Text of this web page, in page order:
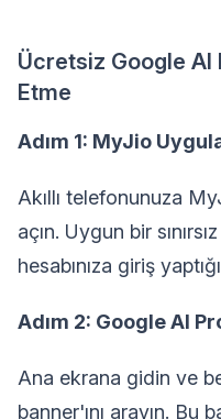
Ücretsiz Google AI
Etme
Adım 1: MyJio
Akıllı telefonunuza
açın. Uygun bir
hesabınıza giriş
Adım 2: Google AI
Ana ekrana gidin ve
banner'ını arayın. Bu